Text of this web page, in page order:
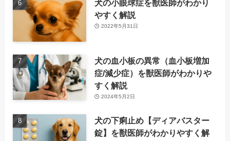
犬の小眼球症を獣医師がわかり
やすく解説
2022年5月31日
犬の血小板の異常（血小板増加
症/減少症）を獣医師がわかりや
すく解説
2024年5月2日
犬の下痢止め【ディアバスター
錠】を獣医師がわかりやすく解